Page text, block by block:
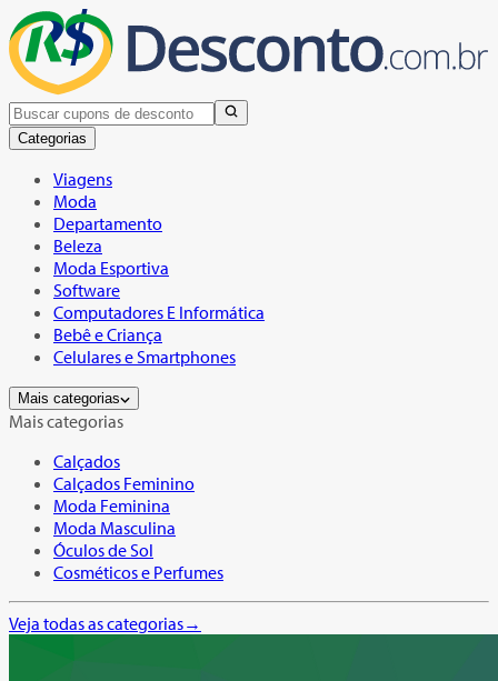
Categorias
Viagens
Moda
Departamento
Beleza
Moda Esportiva
Software
Computadores E Informática
Bebê e Criança
Celulares e Smartphones
Mais categorias
Mais categorias
Calçados
Calçados Feminino
Moda Feminina
Moda Masculina
Óculos de Sol
Cosméticos e Perfumes
Veja todas as categorias→